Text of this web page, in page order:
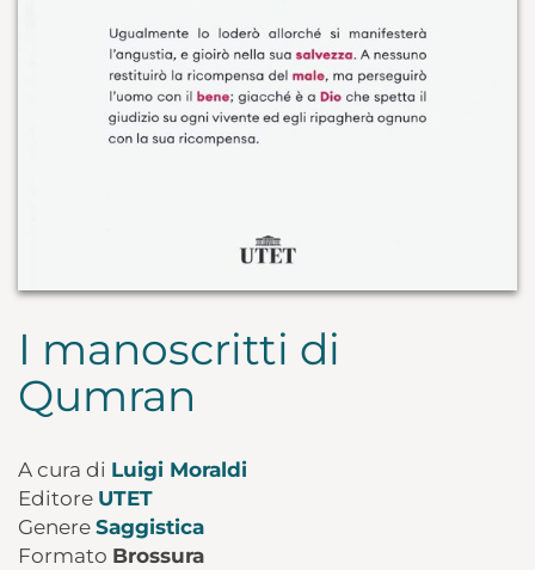
I manoscritti di
Qumran
A cura di Luigi Moraldi
Editore UTET
Genere Saggistica
Formato Brossura